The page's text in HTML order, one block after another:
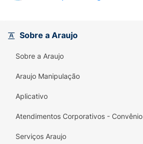
Sobre a Araujo
Sobre a Araujo
Araujo Manipulação
Aplicativo
Atendimentos Corporativos - Convênio
Serviços Araujo